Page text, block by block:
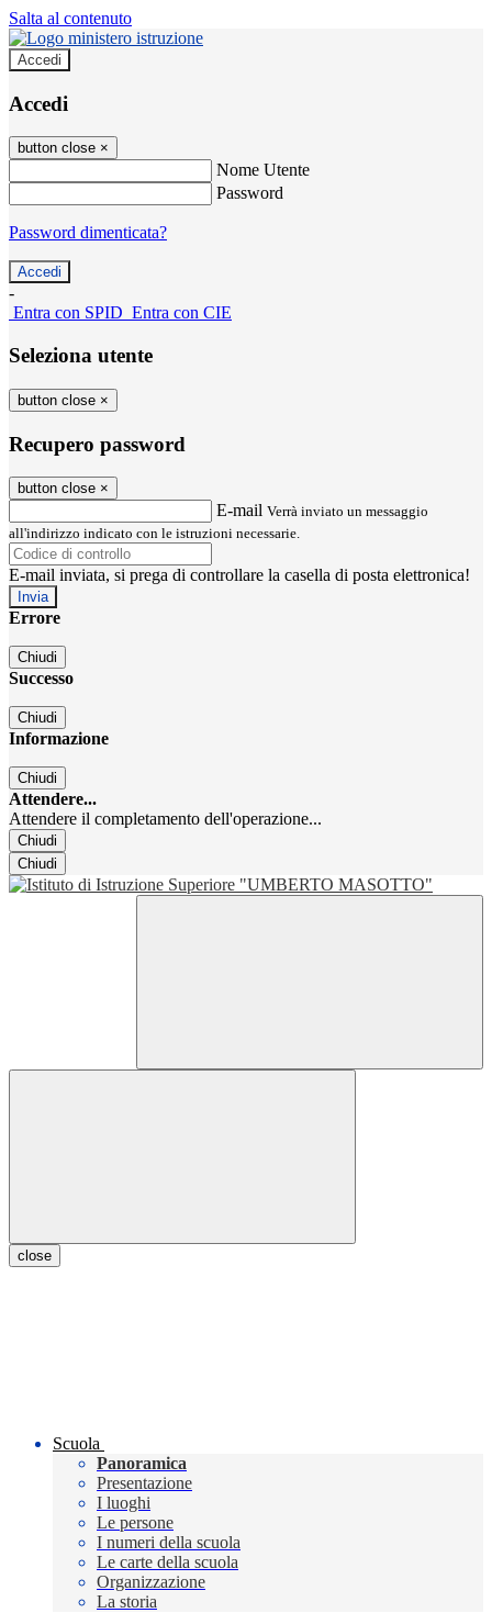
Salta al contenuto
Accedi
Accedi
button close ×
Nome Utente
Password
Password dimenticata?
-
Entra con SPID Entra con CIE
Seleziona utente
button close ×
Recupero password
button close ×
E-mail Verrà inviato un messaggio
all'indirizzo indicato con le istruzioni necessarie.
E-mail inviata, si prega di controllare la casella di posta elettronica!
Errore
Chiudi
Successo
Chiudi
Informazione
Chiudi
Attendere...
Attendere il completamento dell'operazione...
Chiudi
Chiudi
close
Scuola
Panoramica
Presentazione
I luoghi
Le persone
I numeri della scuola
Le carte della scuola
Organizzazione
La storia